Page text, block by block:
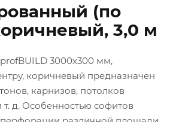
(по
3,0 м
3000х300 мм,
коричневый предназначен
карнизов, потолков
т. д. Особенностью софитов